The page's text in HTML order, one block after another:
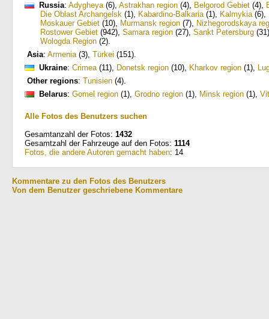
Russia: Adygheya(6), Astrakhan region (4), Belgorod Gebiet (4),
Die Oblast Archangelsk (1), Kabardino-Balkaria(1), Kalmykia(6),
Moskauer Gebiet (10), Murmansk region (7), Nizhegorodskaya
Rostower Gebiet (942), Samara region (27), Sankt Petersburg (31)
Wologda Region (2).
Asia: Armenia(3), Türkei (151).
Ukraine: Crimea(11), Donetsk region (10), Kharkov region (1),
Other regions: Tunisien (4).
Belarus: Gomel region (1), Grodno region (1), Minsk region (1),
Alle Fotos des Benutzers suchen
Gesamtanzahl der Fotos: 1432
Gesamtzahl der Fahrzeuge auf den Fotos: 1114
Fotos, die andere Autoren gemacht haben: 14
Kommentare zu den Fotos des Benutzers
Von dem Benutzer geschriebene Kommentare